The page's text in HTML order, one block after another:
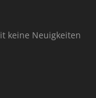
keine Neuigkeiten